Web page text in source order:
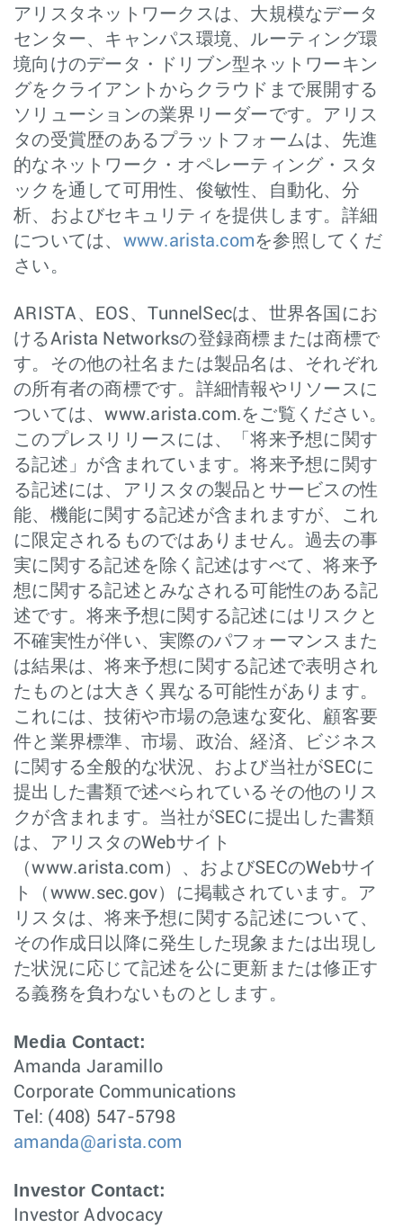
アリスタネットワークスは、大規模なデータ
センター、キャンパス環境、ルーティング環
境向けのデータ・ドリブン型ネットワーキン
グをクライアントからクラウドまで展開する
ソリューションの業界リーダーです。アリス
タの受賞歴のあるプラットフォームは、先進
的なネットワーク・オペレーティング・スタ
ックを通して可用性、俊敏性、自動化、分
析、およびセキュリティを提供します。詳細
については、 www.arista.comを参照してくだ
さい。
ARISTA、EOS、TunnelSecは、世界各国にお
けるArista Networksの登録商標または商標で
す。その他の社名または製品名は、それぞれ
の所有者の商標です。詳細情報やリソースに
ついては、www.arista.com.をご覧ください。
このプレスリリースには、「将来予想に関す
る記述」が含まれています。将来予想に関す
る記述には、アリスタの製品とサービスの性
能、機能に関する記述が含まれますが、これ
に限定されるものではありません。過去の事
実に関する記述を除く記述はすべて、将来予
想に関する記述とみなされる可能性のある記
述です。将来予想に関する記述にはリスクと
不確実性が伴い、実際のパフォーマンスまた
は結果は、将来予想に関する記述で表明され
たものとは大きく異なる可能性があります。
これには、技術や市場の急速な変化、顧客要
件と業界標準、市場、政治、経済、ビジネス
に関する全般的な状況、および当社がSECに
提出した書類で述べられているその他のリス
クが含まれます。当社がSECに提出した書類
は、アリスタのWebサイト
（www.arista.com）、およびSECのWebサイ
ト（www.sec.gov）に掲載されています。ア
リスタは、将来予想に関する記述について、
その作成日以降に発生した現象または出現し
た状況に応じて記述を公に更新または修正す
る義務を負わないものとします。
Media Contact:
Amanda Jaramillo
Corporate Communications
Tel: (408) 547-5798
amanda@arista.com
Investor Contact:
Investor Advocacy